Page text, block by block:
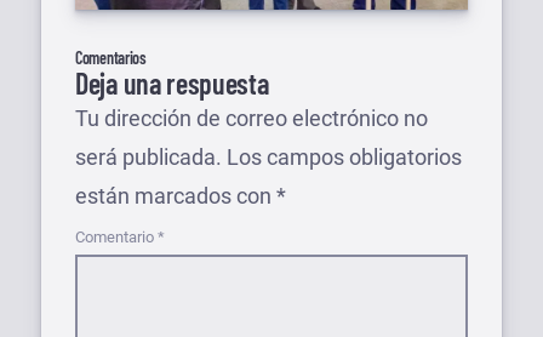
Comentarios
Deja una respuesta
Tu dirección de correo electrónico no
será publicada. Los campos obligatorios
están marcados con *
Comentario *